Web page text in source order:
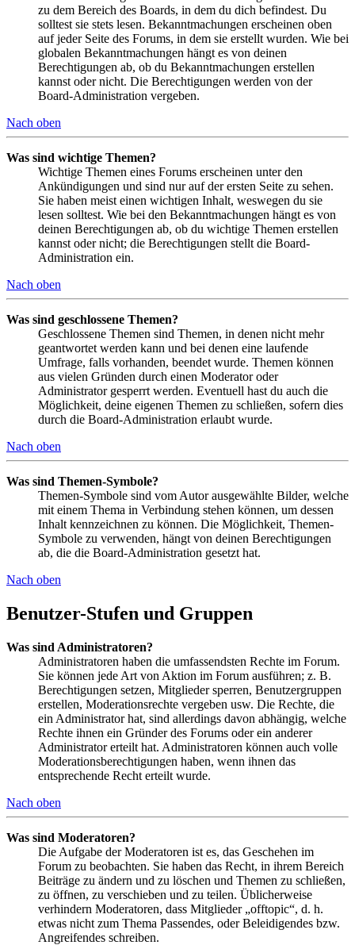
zu dem Bereich des Boards, in dem du dich befindest. Du
solltest sie stets lesen. Bekanntmachungen erscheinen oben
auf jeder Seite des Forums, in dem sie erstellt wurden. Wie bei
globalen Bekanntmachungen hängt es von deinen
Berechtigungen ab, ob du Bekanntmachungen erstellen
kannst oder nicht. Die Berechtigungen werden von der
Board-Administration vergeben.
Nach oben
Was sind wichtige Themen?
Wichtige Themen eines Forums erscheinen unter den
Ankündigungen und sind nur auf der ersten Seite zu sehen.
Sie haben meist einen wichtigen Inhalt, weswegen du sie
lesen solltest. Wie bei den Bekanntmachungen hängt es von
deinen Berechtigungen ab, ob du wichtige Themen erstellen
kannst oder nicht; die Berechtigungen stellt die Board-
Administration ein.
Nach oben
Was sind geschlossene Themen?
Geschlossene Themen sind Themen, in denen nicht mehr
geantwortet werden kann und bei denen eine laufende
Umfrage, falls vorhanden, beendet wurde. Themen können
aus vielen Gründen durch einen Moderator oder
Administrator gesperrt werden. Eventuell hast du auch die
Möglichkeit, deine eigenen Themen zu schließen, sofern dies
durch die Board-Administration erlaubt wurde.
Nach oben
Was sind Themen-Symbole?
Themen-Symbole sind vom Autor ausgewählte Bilder, welche
mit einem Thema in Verbindung stehen können, um dessen
Inhalt kennzeichnen zu können. Die Möglichkeit, Themen-
Symbole zu verwenden, hängt von deinen Berechtigungen
ab, die die Board-Administration gesetzt hat.
Nach oben
Benutzer-Stufen und Gruppen
Was sind Administratoren?
Administratoren haben die umfassendsten Rechte im Forum.
Sie können jede Art von Aktion im Forum ausführen; z. B.
Berechtigungen setzen, Mitglieder sperren, Benutzergruppen
erstellen, Moderationsrechte vergeben usw. Die Rechte, die
ein Administrator hat, sind allerdings davon abhängig, welche
Rechte ihnen ein Gründer des Forums oder ein anderer
Administrator erteilt hat. Administratoren können auch volle
Moderationsberechtigungen haben, wenn ihnen das
entsprechende Recht erteilt wurde.
Nach oben
Was sind Moderatoren?
Die Aufgabe der Moderatoren ist es, das Geschehen im
Forum zu beobachten. Sie haben das Recht, in ihrem Bereich
Beiträge zu ändern und zu löschen und Themen zu schließen,
zu öffnen, zu verschieben und zu teilen. Üblicherweise
verhindern Moderatoren, dass Mitglieder „offtopic“, d. h.
etwas nicht zum Thema Passendes, oder Beleidigendes bzw.
Angreifendes schreiben.